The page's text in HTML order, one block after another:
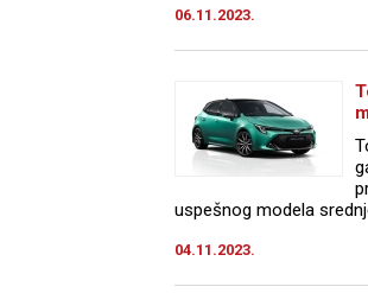
06.11.2023.
uspešnog modela
04.11.2023.